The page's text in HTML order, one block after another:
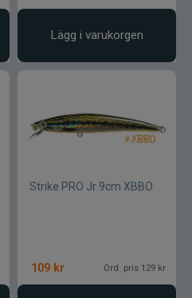
Lägg i varukorgen
Strike PRO Jr 9cm XBBO
109 kr Ord. pris 129 kr